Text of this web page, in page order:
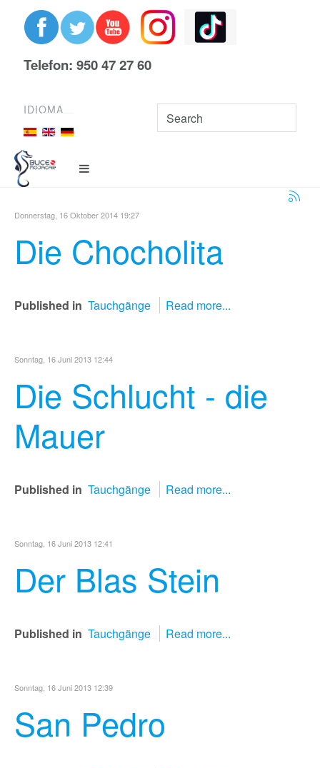
Telefon: 950 47 27 60
IDIOMA
Donnerstag, 16 Oktober 2014 19:27
Die Chocholita
Published in Tauchgänge Read more...
Sonntag, 16 Juni 2013 12:44
Die Schlucht - die
Mauer
Published in Tauchgänge Read more...
Sonntag, 16 Juni 2013 12:41
Der Blas Stein
Published in Tauchgänge Read more...
Sonntag, 16 Juni 2013 12:39
San Pedro